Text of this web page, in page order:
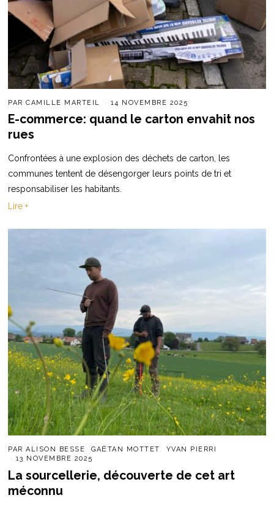
PARCAMILLE MARTEIL 14 NOVEMBRE 2025
E-commerce: quand le carton envahit nos
rues
Confrontées à une explosion des déchets de carton, les
communes tentent de désengorger leurs points de tri et
responsabiliser les habitants.
Lire +
PARALISON BESSE GAËTAN MOTTET
YVAN PIERRI
13 NOVEMBRE 2025
La sourcellerie, découverte de cet art
méconnu